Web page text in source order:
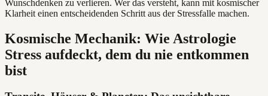
Wunschdenken zu verlieren. Wer das versteht, kann mit kosmischer
Klarheit einen entscheidenden Schritt aus der Stressfalle machen.
Kosmische Mechanik: Wie Astrologie
Stress aufdeckt, dem du nie entkommen
bist